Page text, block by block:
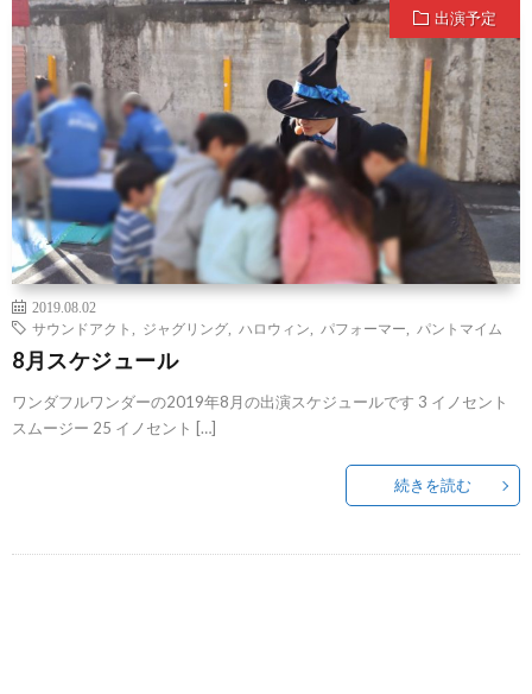
出演予定
2019.08.02
サウンドアクト
ジャグリング ハロウィン パフォーマー パントマイム
8月スケジュール
ワンダフルワンダーの2019年8月の出演スケジュールです 3 イノセント
スムージー 25 イノセント […]
続きを読む